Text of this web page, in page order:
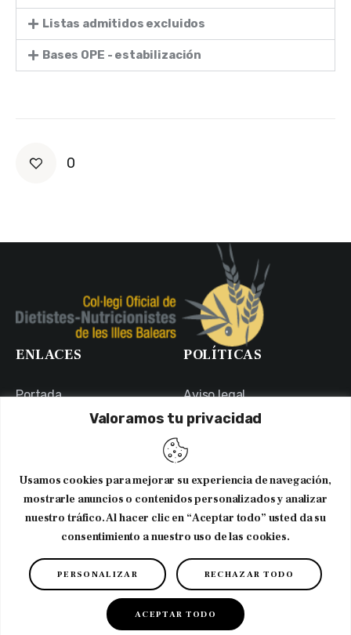
Valoramos tu privacidad
Usamos cookies para mejorar su experiencia de navegación,
mostrarle anuncios o contenidos personalizados y analizar
nuestro tráfico. Al hacer clic en “Aceptar todo” usted da su
consentimiento a nuestro uso de las cookies.
PERSONALIZAR RECHAZAR TODO
ACEPTAR TODO
Listas admitidos excluidos
Bases OPE - estabilización
0
ENLACES
Portada
Portal de Transparencia
Usuarios
POLÍTICAS
Aviso legal
Política de Privacidad
Política de Cookies
Canal Ético
NEWSLETTER
Copyright © 2026. CODNIB. Colegio Oficial de Dietistas-
Nutricionistas de Illes Balears